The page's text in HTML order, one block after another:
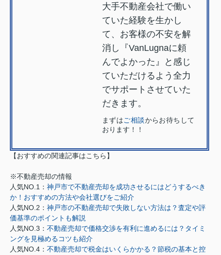
大手不動産会社で働い
ていた経験を生かし
て、お客様の不安を解
消し『VanLugnaに頼
んでよかった』と感じ
ていただけるよう全力
でサポートさせていた
だきます。
まずはご相談からお待ちして
おります！！
【おすすめの関連記事はこちら】
※不動産売却の情報
人気NO.1： 神戸市で不動産売却を成功させるにはどうするべき
か！おすすめの方法や会社選びをご紹介
人気NO.2： 神戸市の不動産売却で失敗しない方法は？査定や評
価基準のポイントも解説
人気NO.3： 不動産売却で価格交渉を有利に進めるには？タイミ
ングを見極めるコツも紹介
人気NO.4： 不動産売却で税金はいくらかかる？節税の基本と控